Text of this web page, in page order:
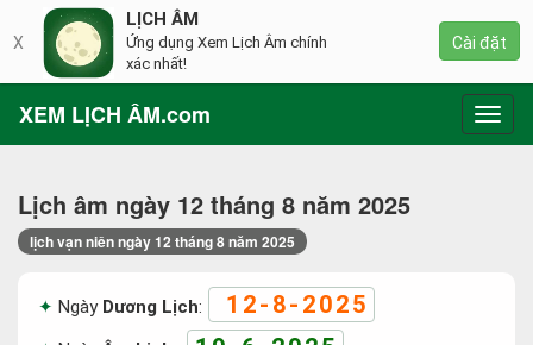
XEM LỊCH ÂM.com
Lịch âm ngày 12 tháng 8 năm 2025
lịch vạn niên ngày 12 tháng 8 năm 2025
Ngày Dương Lịch: 12-8-2025
X
LỊCH ÂM
Ứng dụng Xem Lịch Âm chính
xác nhất!
Cài đặt